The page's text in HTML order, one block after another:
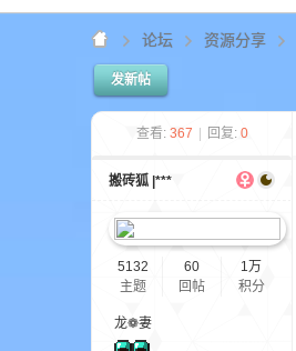
论坛 资源分享
发新帖
查看: 367 回复: 0
搬砖狐 |***
5132
主题
60
回帖
1万
积分
龙❁妻